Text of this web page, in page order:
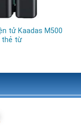
tử Kaadas M500
thẻ từ